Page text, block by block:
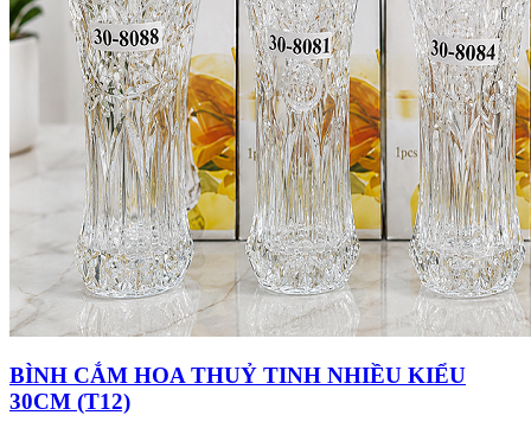
BÌNH CẮM HOA THUỶ TINH NHIỀU KIỂU
30CM (T12)